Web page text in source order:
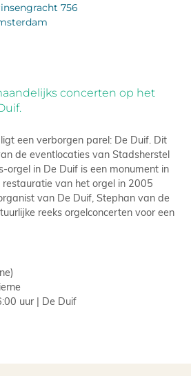
756
concerten op het
een verborgen parel: De Duif. Dit
de eventlocaties van Stadsherstel
orgel in De Duif is een monument in
van het orgel in 2005
van De Duif, Stephan van de
reeks orgelconcerten voor een
uur | De Duif